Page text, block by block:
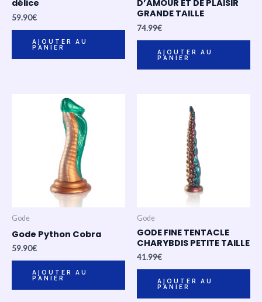
délice
59.90€
AJOUTER AU
PANIER
D’AMOUR ET DE PLAISIR
GRANDE TAILLE
74.99€
AJOUTER AU
PANIER
Gode
Gode Python Cobra
59.90€
AJOUTER AU
PANIER
Gode
GODE FINE TENTACLE
CHARYBDIS PETITE TAILLE
41.99€
AJOUTER AU
PANIER